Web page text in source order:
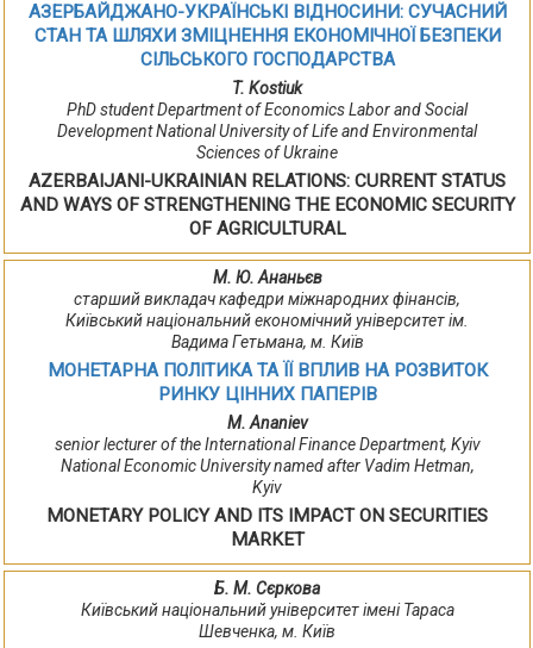
АЗЕРБАЙДЖАНО-УКРАЇНСЬКІ ВІДНОСИНИ: СУЧАСНИЙ
СТАН ТА ШЛЯХИ ЗМІЦНЕННЯ ЕКОНОМІЧНОЇ БЕЗПЕКИ
СІЛЬСЬКОГО ГОСПОДАРСТВА
T. Kostiuk
PhD student Department of Economics Labor and Social
Development National University of Life and Environmental
Sciences of Ukraine
AZERBAIJANI-UKRAINIAN RELATIONS: CURRENT STATUS
AND WAYS OF STRENGTHENING THE ECONOMIC SECURITY
OF AGRICULTURAL
М. Ю. Ананьєв
старший викладач кафедри міжнародних фінансів,
Київський національний економічний університет ім.
Вадима Гетьмана, м. Київ
МОНЕТАРНА ПОЛІТИКА ТА ЇЇ ВПЛИВ НА РОЗВИТОК
РИНКУ ЦІННИХ ПАПЕРІВ
М. Ananiev
senior lecturer of the International Finance Department, Kyiv
National Economic University named after Vadim Hetman,
Kyiv
MONETARY POLICY AND ITS IMPACT ON SECURITIES
MARKET
Б. М. Сєркова
Київський національний університет імені Тараса
Шевченка, м. Київ